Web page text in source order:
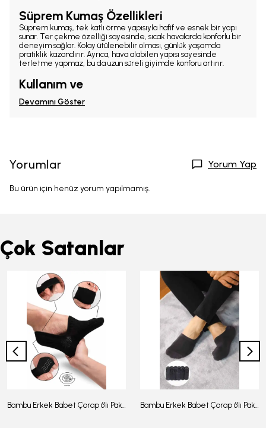
Süprem Kumaş Özellikleri
Süprem kumaş, tek katlı örme yapısıyla hafif ve esnek bir yapı
sunar. Ter çekme özelliği sayesinde, sıcak havalarda konforlu bir
deneyim sağlar. Kolay ütülenebilir olması, günlük yaşamda
pratiklik kazandırır. Ayrıca, hava alabilen yapısı sayesinde
terletme yapmaz, bu da uzun süreli giyimde konforu artırır.
Kullanım ve
Devamını Göster
Yorumlar Yorum Yap
Bu ürün için henüz yorum yapılmamış.
Çok Satanlar
Bambu Erkek Babet Çorap 6'lı Paket - J-03 Bambu Erkek Babet Çorap 6'lı Paket -J-08